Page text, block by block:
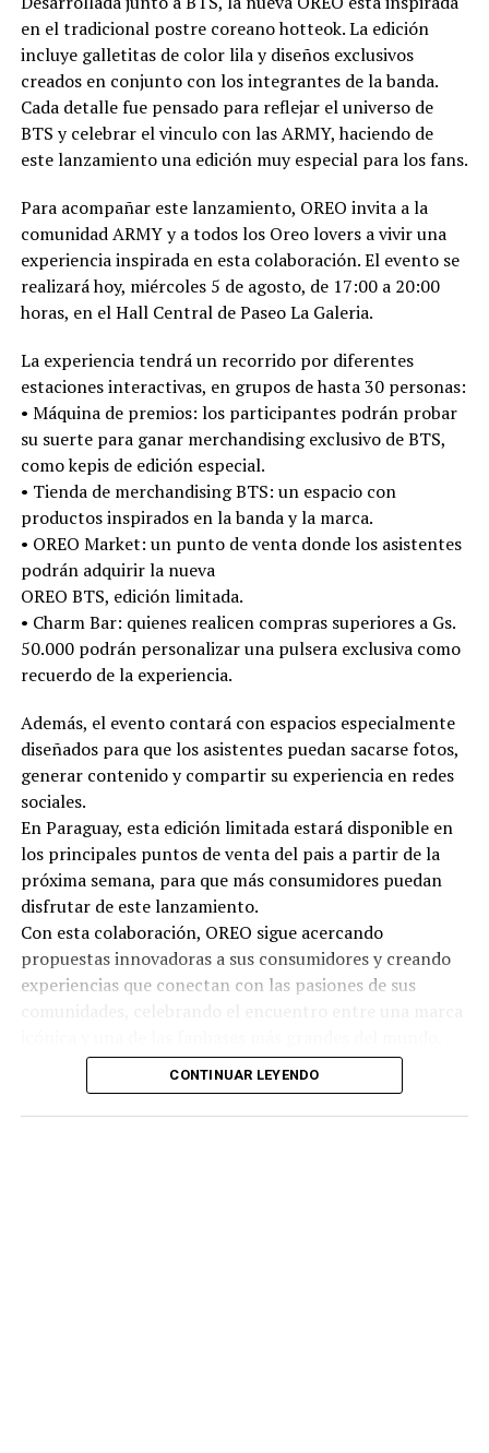
en el tradicional postre coreano hotteok. La edición
incluye galletitas de color lila y diseños exclusivos
creados en conjunto con los integrantes de la banda.
Cada detalle fue pensado para reflejar el universo de
BTS y celebrar el vinculo con las ARMY, haciendo de
este lanzamiento una edición muy especial para los fans.
Para acompañar este lanzamiento, OREO invita a la
comunidad ARMY y a todos los Oreo lovers a vivir una
experiencia inspirada en esta colaboración. El evento se
realizará hoy, miércoles 5 de agosto, de 17:00 a 20:00
horas, en el Hall Central de Paseo La Galeria.
La experiencia tendrá un recorrido por diferentes
estaciones interactivas, en grupos de hasta 30 personas:
•⁠ ⁠Máquina de premios: los participantes podrán probar
su suerte para ganar merchandising exclusivo de BTS,
como kepis de edición especial.
•⁠ ⁠Tienda de merchandising BTS: un espacio con
productos inspirados en la banda y la marca.
•⁠ ⁠OREO Market: un punto de venta donde los asistentes
podrán adquirir la nueva
OREO BTS, edición limitada.
•⁠ ⁠Charm Bar: quienes realicen compras superiores a Gs.
50.000 podrán personalizar una pulsera exclusiva como
recuerdo de la experiencia.
Además, el evento contará con espacios especialmente
diseñados para que los asistentes puedan sacarse fotos,
generar contenido y compartir su experiencia en redes
sociales.
En Paraguay, esta edición limitada estará disponible en
los principales puntos de venta del pais a partir de la
próxima semana, para que más consumidores puedan
disfrutar de este lanzamiento.
Con esta colaboración, OREO sigue acercando
propuestas innovadoras a sus consumidores y creando
experiencias que conectan con las pasiones de sus
CONTINUAR LEYENDO